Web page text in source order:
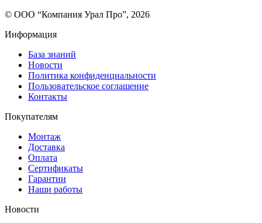
© ООО “Компания Урал Про”, 2026
Информация
База знаний
Новости
Политика конфиденциальности
Пользовательское соглашение
Контакты
Покупателям
Монтаж
Доставка
Оплата
Сертификаты
Гарантии
Наши работы
Новости